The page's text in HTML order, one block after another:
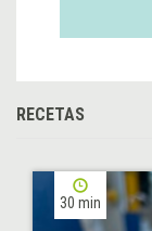
RECETAS
30 min